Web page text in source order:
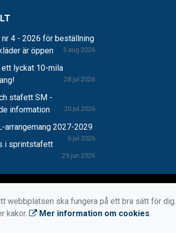
nr 4 - 2026 för beställning
är öppen
3 aug 2026
ett lyckat 10-mila
28 jul 2026
stafett SM -
information
20 jul 2026
arrangemang 2027-2029
6 jul 2026
i sprintstafett
29 jun 2026
webbplatsen ska fungera på ett bra sätt för dig.
kakor.
Mer information om cookies.